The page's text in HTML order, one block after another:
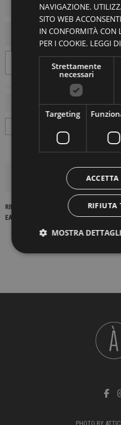
AGGIUNGI
DETTAGLI DEL PRODOTTO
RIFERIMENTO
EAN13
PHOTO BY
NAVIGAZIONE.
SITO WEB
IN CONFORMITÀ CON
PER I COOKIE. LEGGI
Strettamente
necessari
Targeting
RIFIUTA
MOSTRA DETTAGLI